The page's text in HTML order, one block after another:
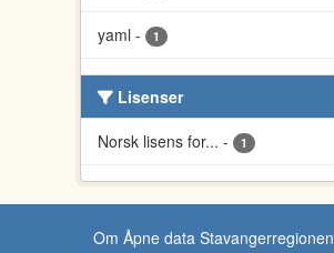
yaml - 1
Lisenser
Norsk lisens for... - 1
Om Åpne data Stavangerregionen